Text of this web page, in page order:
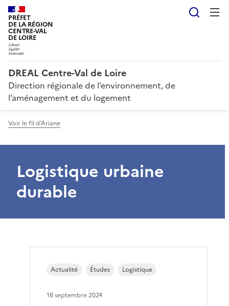
PRÉFET
DE LA RÉGION
CENTRE-VAL
DE LOIRE
DREAL Centre-Val de Loire
Direction régionale de l’environnement, de
l’aménagement et du logement
Voir le fil d'Ariane
Logistique urbaine
durable
Actualité Études Logistique
16 septembre 2024